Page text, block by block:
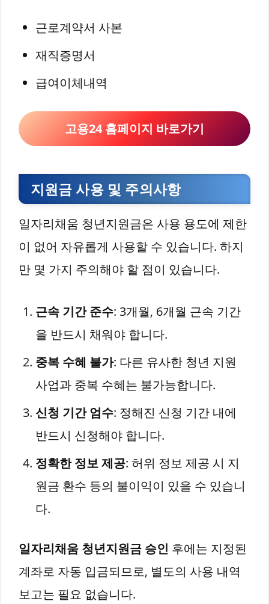
근로계약서 사본
재직증명서
급여이체내역
고용24 홈페이지 바로가기
지원금 사용 및 주의사항
일자리채움 청년지원금은 사용 용도에 제한
이 없어 자유롭게 사용할 수 있습니다. 하지
만 몇 가지 주의해야 할 점이 있습니다.
근속 기간 준수: 3개월, 6개월 근속 기간
을 반드시 채워야 합니다.
중복 수혜 불가: 다른 유사한 청년 지원
사업과 중복 수혜는 불가능합니다.
신청 기간 엄수: 정해진 신청 기간 내에
반드시 신청해야 합니다.
정확한 정보 제공: 허위 정보 제공 시 지
원금 환수 등의 불이익이 있을 수 있습니
다.
일자리채움 청년지원금 승인 후에는 지정된
계좌로 자동 입금되므로, 별도의 사용 내역
보고는 필요 없습니다.